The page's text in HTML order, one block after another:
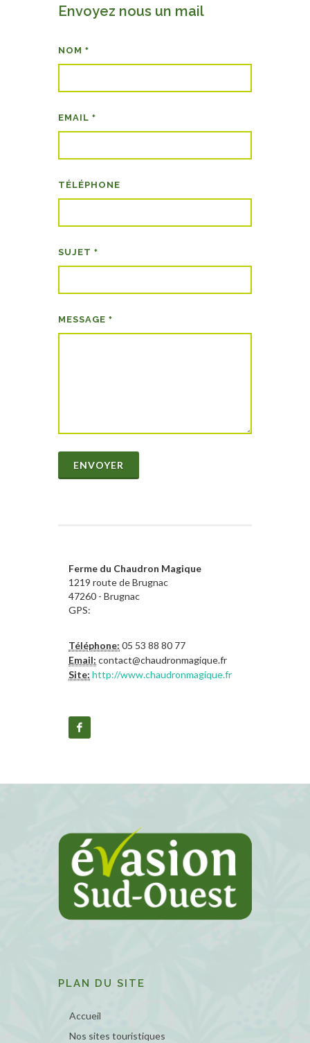
Envoyez nous un mail
NOM *
EMAIL *
TÉLÉPHONE
SUJET *
MESSAGE *
ENVOYER
Ferme du Chaudron Magique
1219 route de Brugnac
47260 - Brugnac
GPS:
Téléphone: 05 53 88 80 77
Email: contact@chaudronmagique.fr
Site: http://www.chaudronmagique.fr
PLAN DU SITE
Accueil
Nos sites touristiques